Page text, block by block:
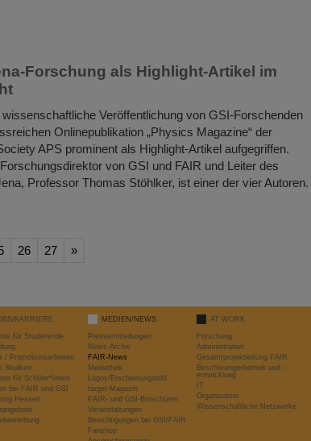
Forschung als Highlight-Artikel im
Veröffentlichung von GSI-Forschenden
Onlinepublikation „Physics Magazine“ der
APS prominent als Highlight-Artikel aufgegriffen.
von GSI und FAIR und Leiter des
Professor Thomas Stöhlker, ist einer der vier Autoren.
26 27 »
KARRIERE
für Studierende
/ Promotionsarbeiten
Studium
für Schüler*innen
bei FAIR und GSI
Hessen
MEDIEN/NEWS
Pressemitteilungen
News-Archiv
FAIR-News
Mediathek
Logos/Erscheinungsbild
target-Magazin
FAIR- und GSI-Broschüren
Veranstaltungen
Besichtigungen bei GSI/FAIR
Fanshop
AT WORK
Forschung
Administration
Gesamtprojektleitung FAIR
Beschleunigerbetrieb und -
entwicklung
IT
Organisation
Wissenschaftliche Netzwerke